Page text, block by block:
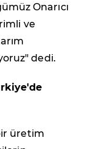
Onarıcı
ve
dedi.
üretim